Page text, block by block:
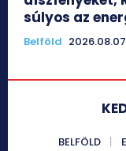
súlyos az
Belföld
BELFÖLD